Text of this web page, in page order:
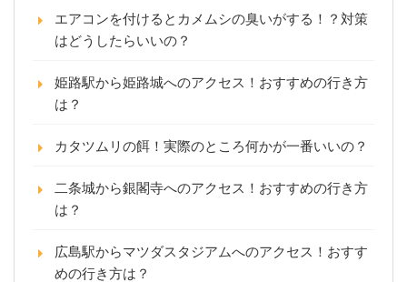
エアコンを付けるとカメムシの臭いがする！？対策
はどうしたらいいの？
姫路駅から姫路城へのアクセス！おすすめの行き方
は？
カタツムリの餌！実際のところ何かが一番いいの？
二条城から銀閣寺へのアクセス！おすすめの行き方
は？
広島駅からマツダスタジアムへのアクセス！おすす
めの行き方は？